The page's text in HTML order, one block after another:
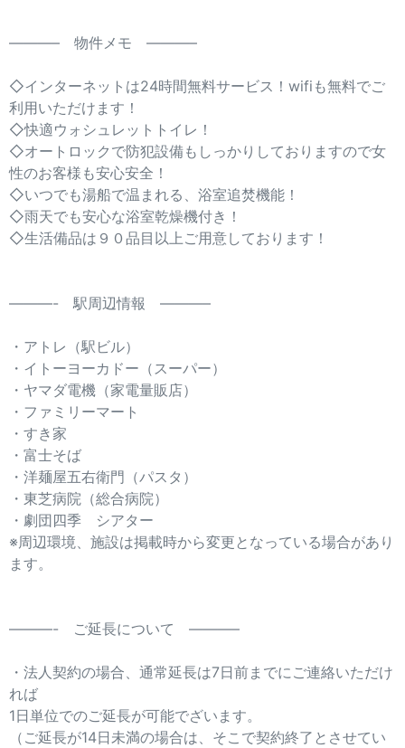
———– 物件メモ ———–
◇インターネットは24時間無料サービス！wifiも無料でご
利用いただけます！
◇快適ウォシュレットトイレ！
◇オートロックで防犯設備もしっかりしておりますので女
性のお客様も安心安全！
◇いつでも湯船で温まれる、浴室追焚機能！
◇雨天でも安心な浴室乾燥機付き！
◇生活備品は９０品目以上ご用意しております！
———- 駅周辺情報 ———–
・アトレ（駅ビル）
・イトーヨーカドー（スーパー）
・ヤマダ電機（家電量販店）
・ファミリーマート
・すき家
・富士そば
・洋麺屋五右衛門（パスタ）
・東芝病院（総合病院）
・劇団四季 シアター
※周辺環境、施設は掲載時から変更となっている場合があり
ます。
———- ご延長について ———–
・法人契約の場合、通常延長は7日前までにご連絡いただけ
れば
1日単位でのご延長が可能でざいます。
（ご延長が14日未満の場合は、そこで契約終了とさせてい